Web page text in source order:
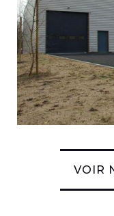
VOIR